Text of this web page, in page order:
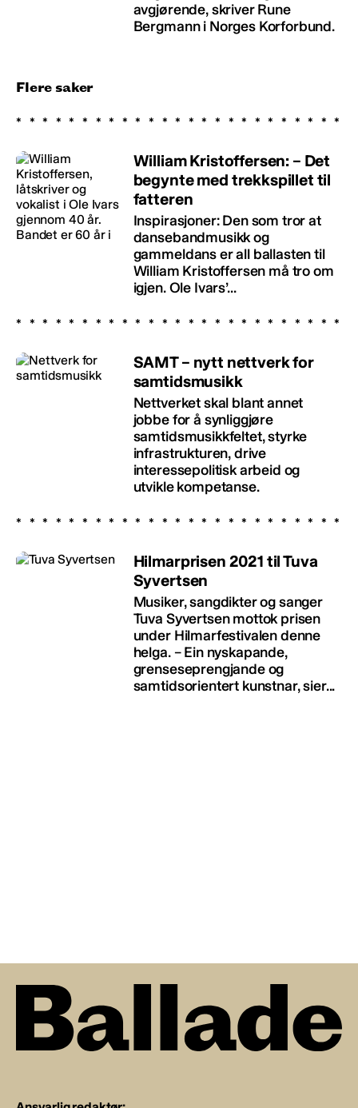
avgjørende, skriver Rune
Bergmann i Norges Korforbund.
Flere saker
William Kristoffersen: – Det
begynte med trekkspillet til
fatteren
Inspirasjoner: Den som tror at
dansebandmusikk og
gammeldans er all ballasten til
William Kristoffersen må tro om
igjen. Ole Ivars’...
SAMT – nytt nettverk for
samtidsmusikk
Nettverket skal blant annet
jobbe for å synliggjøre
samtidsmusikkfeltet, styrke
infrastrukturen, drive
interessepolitisk arbeid og
utvikle kompetanse.
Hilmarprisen 2021 til Tuva
Syvertsen
Musiker, sangdikter og sanger
Tuva Syvertsen mottok prisen
under Hilmarfestivalen denne
helga. – Ein nyskapande,
grenseseprengjande og
samtidsorientert kunstnar, sier...